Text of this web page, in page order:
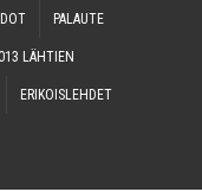
PALAU­TE
LÄHTIEN
ERI­KOIS­LEH­DET